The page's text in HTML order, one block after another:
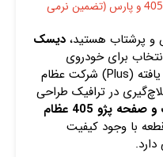
خرید دیسک و صفحه عظام پلاس پژو 405 و پارس (تضمین نرمی
و پرشتاب هستید، دیسک
برای خودروی
شماست. این محصول نسخه ارتقا یافته (Plus) شرکت عظام
در ترافیک طراحی
قیمت دیسک و صفحه پژو 405 عظام
با وجود کیفیت